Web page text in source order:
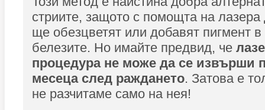
стриите, защото с помощта на лазера
ще обезцветят или добавят пигмент в
белезите. Но имайте предвид, че
процедура не може да се извърши
месеца след раждането. Затова е
не разчитаме само на нея!